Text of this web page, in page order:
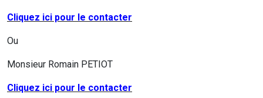
Cliquez ici pour le contacter
Ou
Monsieur Romain PETIOT
Cliquez ici pour le contacter